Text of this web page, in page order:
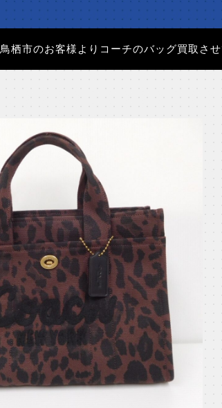
鳥栖市のお客様よりコーチのバッグ買取さ